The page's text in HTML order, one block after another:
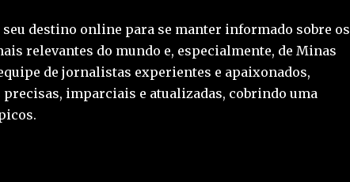
seu destino online para se manter informado sobre os
relevantes do mundo e, especialmente, de Minas
de jornalistas experientes e apaixonados,
imparciais e atualizadas, cobrindo uma